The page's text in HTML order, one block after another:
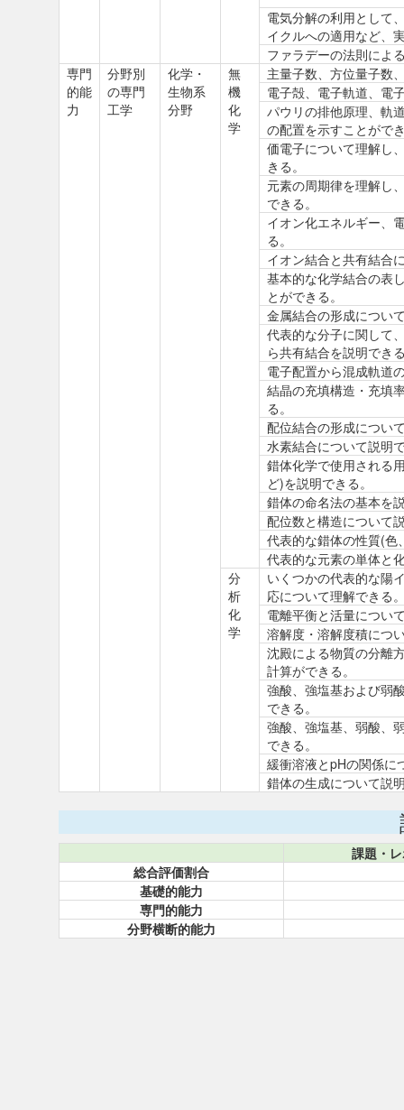
電気分解の利用として
イクルへの適用など、
ファラデーの法則によ
専門
的能
力
分野別
の専門
工学
化学・
生物系
分野
無
機
化
学
主量子数、方位量子数
電子殻、電子軌道、電
パウリの排他原理、軌
の配置を示すことがで
価電子について理解し
きる。
元素の周期律を理解し
できる。
イオン化エネルギー、
る。
イオン結合と共有結合
基本的な化学結合の表
とができる。
金属結合の形成につい
代表的な分子に関して
ら共有結合を説明でき
電子配置から混成軌道
結晶の充填構造・充填
る。
配位結合の形成につい
水素結合について説明
錯体化学で使用される
ど)を説明できる。
錯体の命名法の基本を
配位数と構造について
代表的な錯体の性質(色
代表的な元素の単体と
分
析
化
学
いくつかの代表的な陽
応について理解できる
電離平衡と活量につい
溶解度・溶解度積につ
沈殿による物質の分離
計算ができる。
強酸、強塩基および弱
できる。
強酸、強塩基、弱酸、
できる。
緩衝溶液とpHの関係に
錯体の生成について説
課題・
総合評価割合
基礎的能力
専門的能力
分野横断的能力